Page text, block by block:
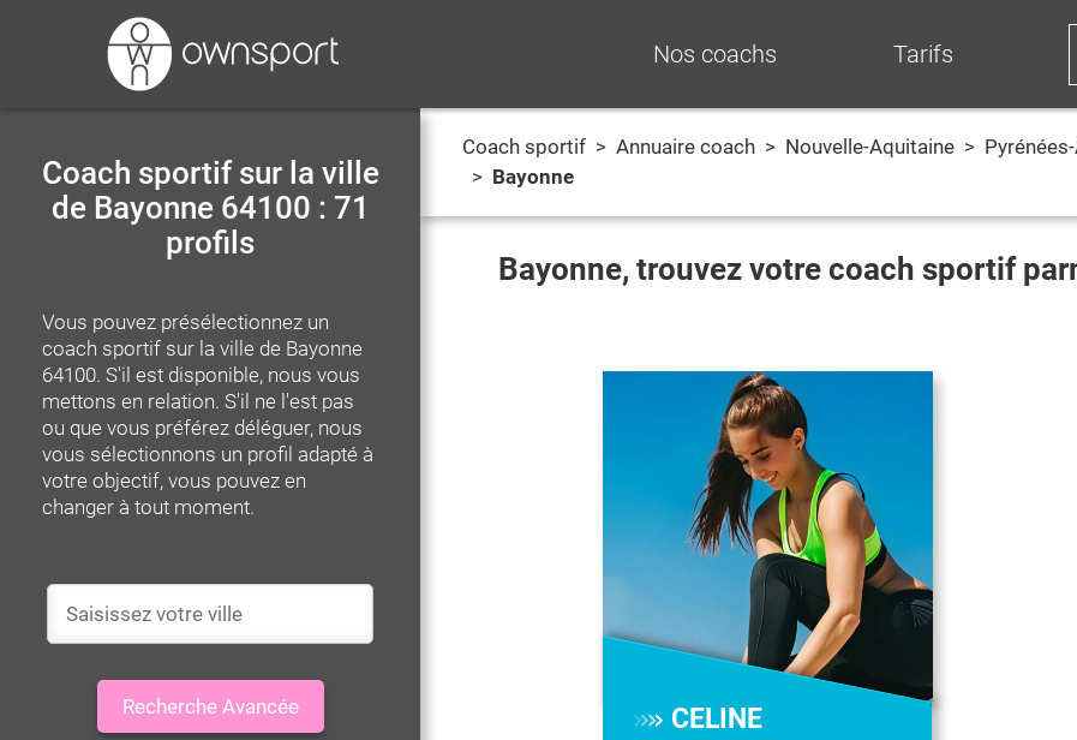
Nos coachs Tarifs
Coach sportif sur la ville
de Bayonne 64100 : 71
profils
Vous pouvez présélectionnez un
coach sportif sur la ville de Bayonne
64100. S'il est disponible, nous vous
mettons en relation. S'il ne l'est pas
ou que vous préférez déléguer, nous
vous sélectionnons un profil adapté à
votre objectif, vous pouvez en
changer à tout moment.
Recherche Avancée
Coach sportif > Annuaire coach > Nouvelle-Aquitaine >
> Bayonne
Bayonne, trouvez votre coach sportif
CELINE